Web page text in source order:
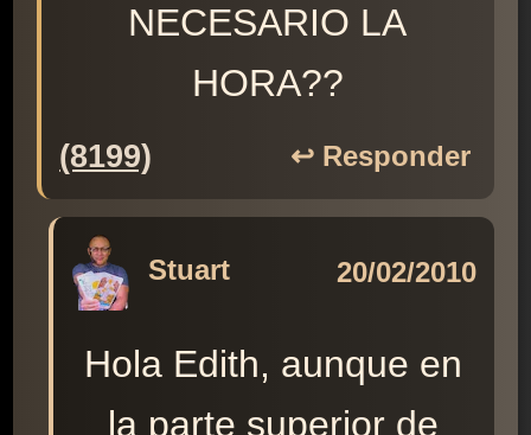
NECESARIO LA
HORA??
(8199) ↩️ Responder
Stuart 20/02/2010
Hola Edith, aunque en
la parte superior de